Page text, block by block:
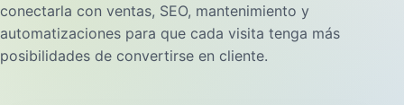
conectarla con ventas, SEO, mantenimiento y
automatizaciones para que cada visita tenga más
posibilidades de convertirse en cliente.